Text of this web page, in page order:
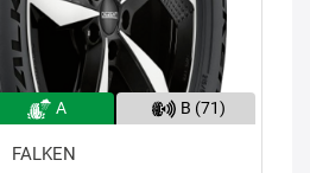
A B (71)
FALKEN